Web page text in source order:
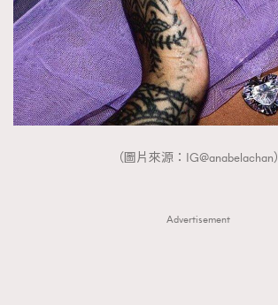
（圖片來源：IG@anabelachan）
Advertisement